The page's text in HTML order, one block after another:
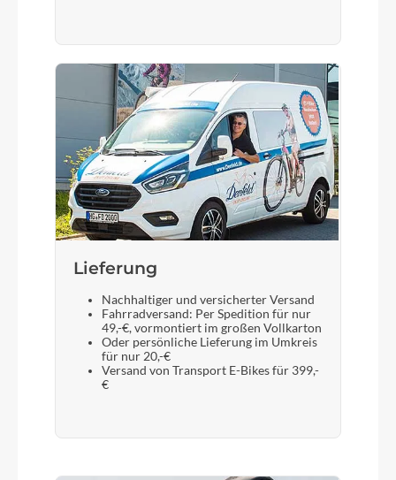
Lieferung
Nachhaltiger und versicherter Versand
Fahrradversand: Per Spedition für nur
49,-€, vormontiert im großen Vollkarton
Oder persönliche Lieferung im Umkreis
für nur 20,-€
Versand von Transport E-Bikes für 399,-
€